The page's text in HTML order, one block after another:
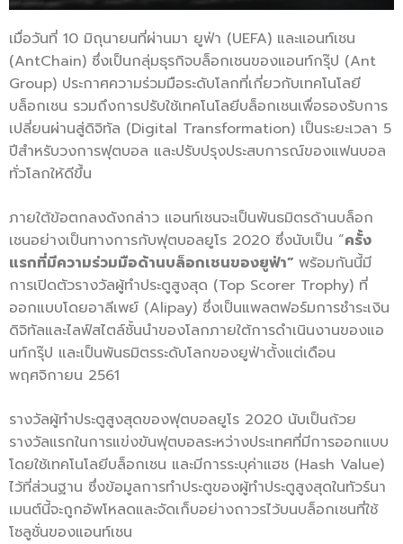
เมื่อวันที่ 10 มิถุนายนที่ผ่านมา ยูฟ่า (UEFA) และแอนท์เชน
(AntChain) ซึ่งเป็นกลุ่มธุรกิจบล็อกเชนของแอนท์กรุ๊ป (Ant
Group) ประกาศความร่วมมือระดับโลกที่เกี่ยวกับเทคโนโลยี
บล็อกเชน รวมถึงการปรับใช้เทคโนโลยีบล็อกเชนเพื่อรองรับการ
เปลี่ยนผ่านสู่ดิจิทัล (Digital Transformation) เป็นระยะเวลา 5
ปีสำหรับวงการฟุตบอล และปรับปรุงประสบการณ์ของแฟนบอล
ทั่วโลกให้ดีขึ้น
ภายใต้ข้อตกลงดังกล่าว แอนท์เชนจะเป็นพันธมิตรด้านบล็อก
เชนอย่างเป็นทางการกับฟุตบอลยูโร 2020 ซึ่งนับเป็น “ครั้ง
แรกที่มีความร่วมมือด้านบล็อกเชนของยูฟ่า” พร้อมกันนี้มี
การเปิดตัวรางวัลผู้ทำประตูสูงสุด (Top Scorer Trophy) ที่
ออกแบบโดยอาลีเพย์ (Alipay) ซึ่งเป็นแพลตฟอร์มการชำระเงิน
ดิจิทัลและไลฟ์สไตล์ชั้นนำของโลกภายใต้การดำเนินงานของแอ
นท์กรุ๊ป และเป็นพันธมิตรระดับโลกของยูฟ่าตั้งแต่เดือน
พฤศจิกายน 2561
รางวัลผู้ทำประตูสูงสุดของฟุตบอลยูโร 2020 นับเป็นถ้วย
รางวัลแรกในการแข่งขันฟุตบอลระหว่างประเทศที่มีการออกแบบ
โดยใช้เทคโนโลยีบล็อกเชน และมีการระบุค่าแฮช (Hash Value)
ไว้ที่ส่วนฐาน ซึ่งข้อมูลการทำประตูของผู้ทำประตูสูงสุดในทัวร์นา
เมนต์นี้จะถูกอัพโหลดและจัดเก็บอย่างถาวรไว้บนบล็อกเชนที่ใช้
โซลูชั่นของแอนท์เชน